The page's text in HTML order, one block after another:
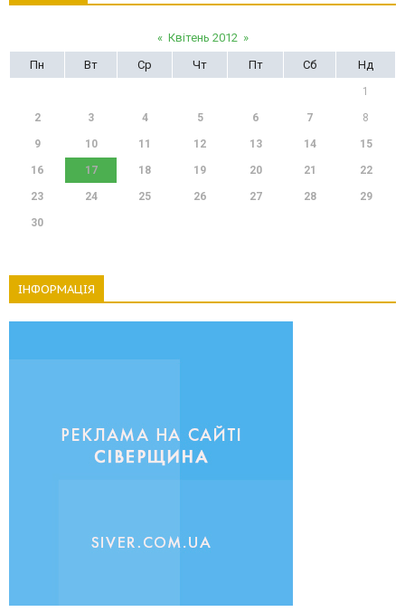
« Квітень 2012 »
Пн
Вт Ср Чт Пт Сб Нд
1
2 3 4 5 6 7 8
9 10 11 12 13 14 15
16 17 18 19 20 21 22
23 24 25 26 27 28 29
30
ІНФОРМАЦІЯ